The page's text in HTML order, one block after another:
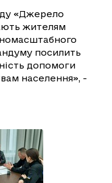
«Джерело
жителям
посилить
допомоги
населення», -